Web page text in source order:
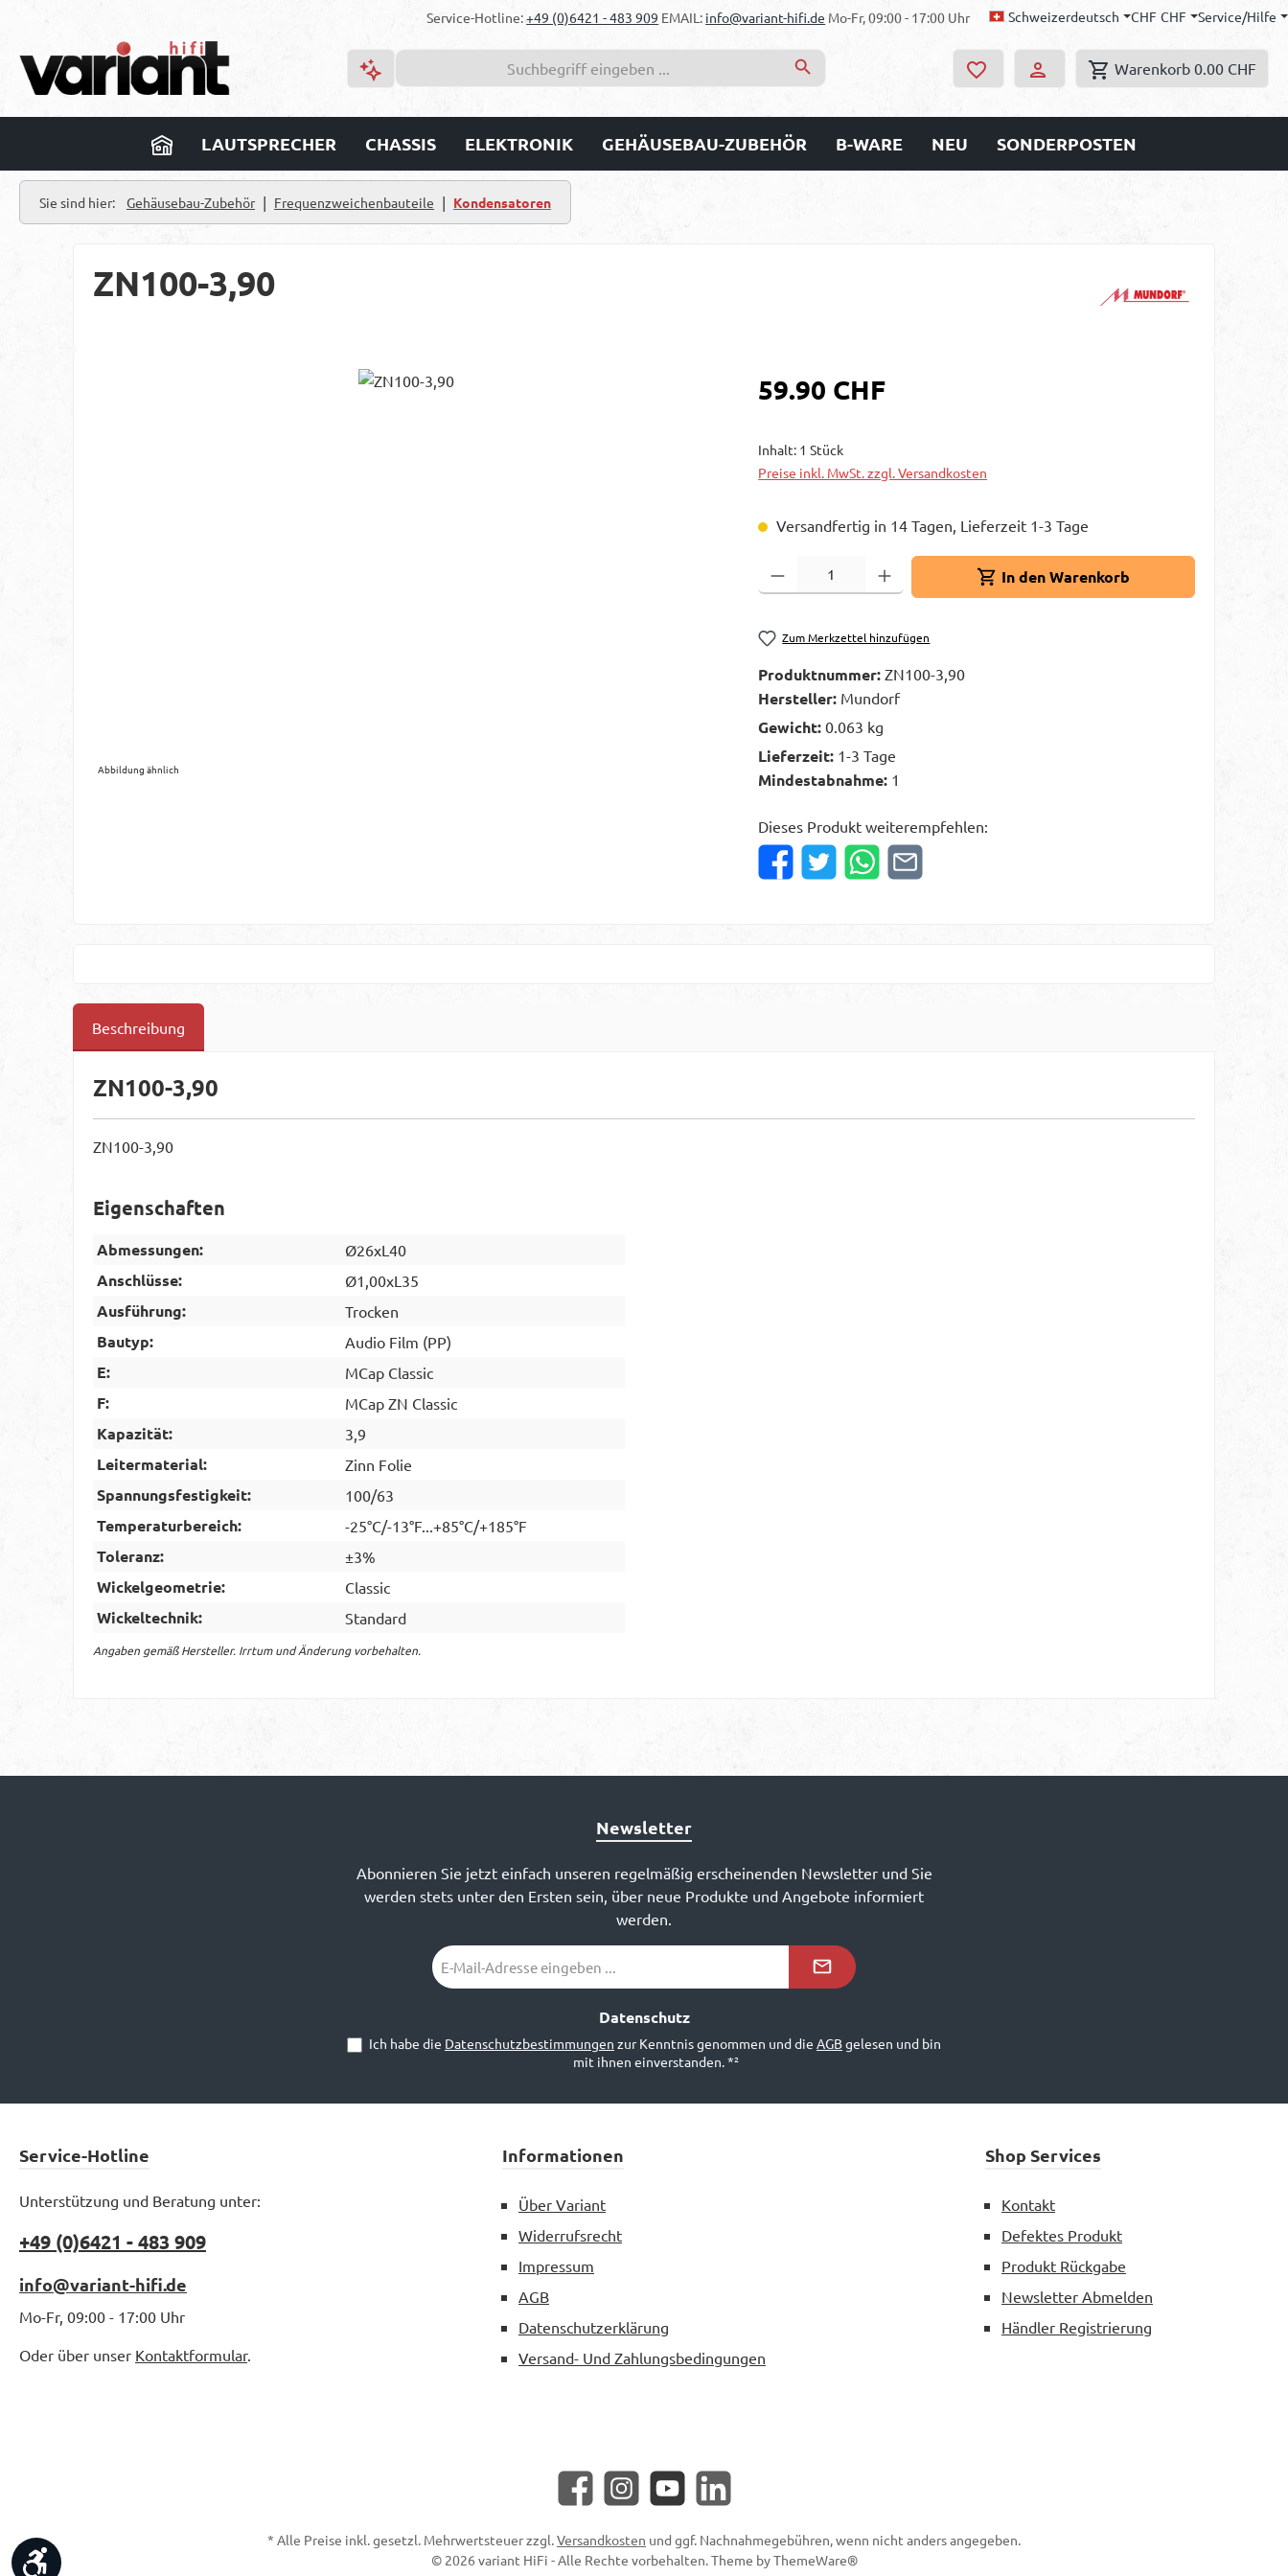
Service-Hotline:+49 (0)6421 - 483 909 EMAIL: info@variant-hifi.de Mo-Fr, 09:00 - 17:00 Uhr Schweizerdeutsch CHF CHF Service/Hilfe
Warenkorb 0.00 CHF
LAUTSPRECHER CHASSIS ELEKTRONIK GEHÄUSEBAU-ZUBEHÖR B-WARE NEU SONDERPOSTEN
Sie sind hier: Gehäusebau-Zubehör | Frequenzweichenbauteile | Kondensatoren
ZN100-3,90
Abbildung ähnlich
Regulärer Preis:
59.90 CHF
Inhalt: 1 Stück
Preise inkl. MwSt. zzgl. Versandkosten
Versandfertig in 14 Tagen, Lieferzeit 1-3 Tage
Produkt Anzahl: Gib den gewünschten Wert ein oder benutze die Schaltflächen um die
In den Warenkorb
Zum Merkzettel hinzufügen
Produktnummer:ZN100-3,90
Hersteller: Mundorf
Gewicht:0.063 kg
Lieferzeit: 1-3 Tage
Mindestabnahme: 1
Dieses Produkt weiterempfehlen:
Beschreibung
ZN100-3,90
ZN100-3,90
Eigenschaften
Abmessungen: Ø26xL40
Anschlüsse: Ø1,00xL35
Ausführung: Trocken
Bautyp: Audio Film (PP)
E: MCap Classic
F: MCap ZN Classic
Kapazität: 3,9
Leitermaterial: Zinn Folie
Spannungsfestigkeit: 100/63
Temperaturbereich: -25°C/-13°F...+85°C/+185°F
Toleranz: ±3%
Wickelgeometrie: Classic
Wickeltechnik: Standard
Angaben gemäß Hersteller. Irrtum und Änderung vorbehalten.
Newsletter
Abonnieren Sie jetzt einfach unseren regelmäßig erscheinenden Newsletter und Sie
werden stets unter den Ersten sein, über neue Produkte und Angebote informiert
werden.
E-
Mail-
Datenschutz
Ich habe die Datenschutzbestimmungen zur Kenntnis genommen und die AGBgelesen und bin
mit ihnen einverstanden.*²
Service-Hotline
Unterstützung und Beratung unter:
+49 (0)6421 - 483 909
info@variant-hifi.de
Mo-Fr, 09:00 - 17:00 Uhr
Oder über unser Kontaktformular.
Informationen
Über Variant
Widerrufsrecht
Impressum
AGB
Datenschutzerklärung
Versand- Und Zahlungsbedingungen
Shop Services
Kontakt
Defektes Produkt
Produkt Rückgabe
Newsletter Abmelden
Händler Registrierung
Facebook InstagramYouTube LinkedIn
* Alle Preise inkl. gesetzl. Mehrwertsteuer zzgl.Versandkosten und ggf. Nachnahmegebühren, wenn nicht anders angegeben.
© 2026 variant HiFi - Alle Rechte vorbehalten. Theme byThemeWare®
Werkzeugleiste anzeigen